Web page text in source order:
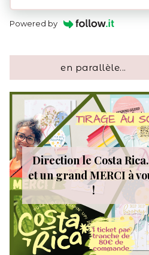
Powered by
en parallèle...
Direction le Costa
et un grand MERCI à
!